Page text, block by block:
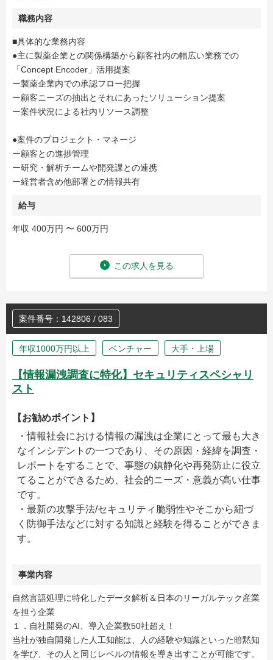
職務内容
■具体的な業務内容
●主に製薬企業との関係構築から顧客社内の幅広い業務での
「Concept Encoder」活用提案
ー製薬企業内での承認フロー把握
ー顧客ニーズの抽出とそれにあったソリューション提案
ー案件状況による社内リソース調整
●案件のプロジェクト・マネージ
ー顧客との進捗管理
ー研究・解析チームや開発課との連携
ー経営者含め他部署との情報共有
給与
年収 400万円 〜 600万円
この求人を見る
案件番号：142806 / 083
年収1000万円以上 ベンチャー 大手・上場
【情報漏洩調査に特化】セキュリティスペシャリ
スト
【お勧めポイント】
・情報社会における情報の漏洩は企業にとって最も大き
なインシデントの一つであり、その原因・経緯を調査・
レポートをすることで、事態の鎮静化や再発防止に役立
てることができるため、社会的ニーズ・意義が高い仕事
です。
・最新の攻撃手法/セキュリティ脆弱性やそこから紐づ
く防御手法などに対する知識と経験を得ることができま
す。
事業内容
自然言語処理に特化したデータ解析＆日本のリーガルテック産業
を担う企業
１．自社開発のAI、導入企業数50社超え！
当社が独自開発した人工知能は、人の経験や知識といった暗黙知
を学び、その人と同じレベルの情報を導き出すことが可能です。